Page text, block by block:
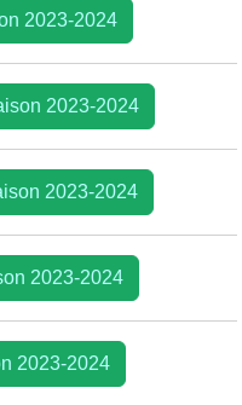
2023-2024
2023-2024
2023-2024
2023-2024
2023-2024